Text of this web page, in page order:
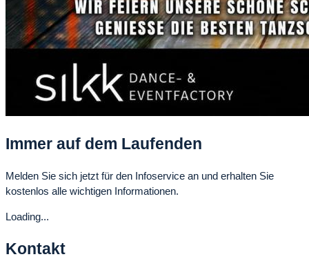
Immer auf dem Laufenden
Melden Sie sich jetzt für den Infoservice an und erhalten Sie
kostenlos alle wichtigen Informationen.
Loading...
Kontakt